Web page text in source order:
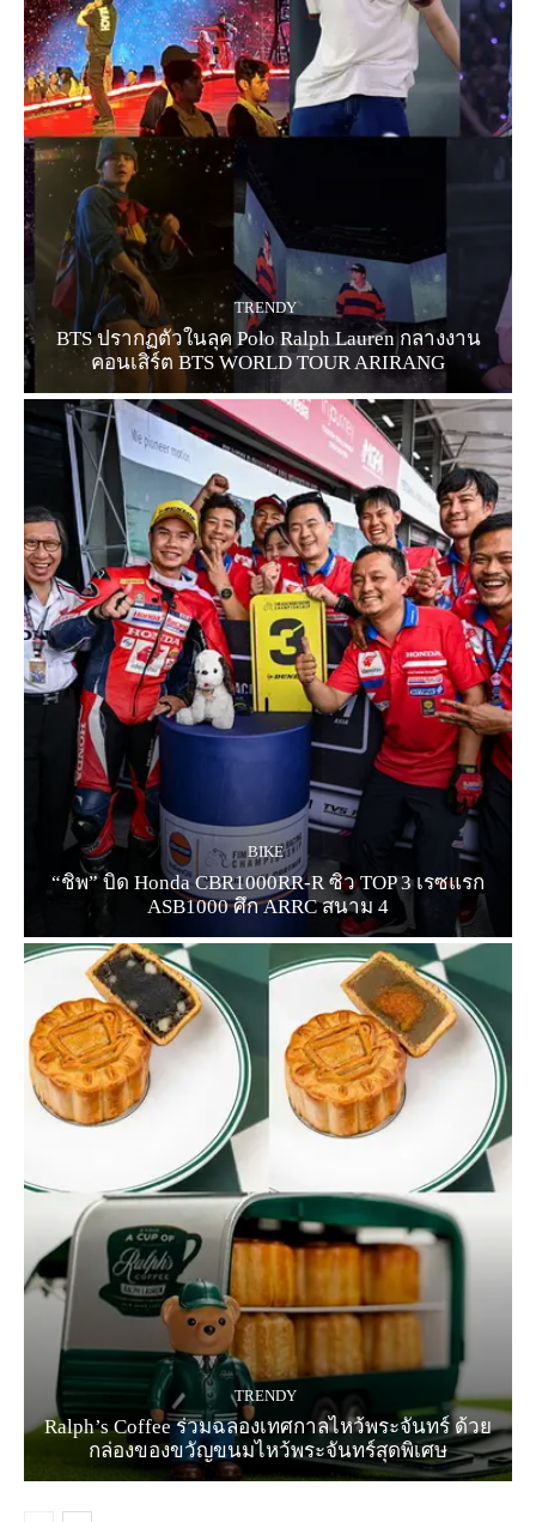
TRENDY
BTS ปรากฏตัวในลุค Polo Ralph Lauren กลางงาน
คอนเสิร์ต BTS WORLD TOUR ARIRANG
BIKE
“ชิพ” บิด Honda CBR1000RR-R ซิว TOP 3 เรซแรก
ASB1000 ศึก ARRC สนาม 4
TRENDY
Ralph’s Coffee ร่วมฉลองเทศกาลไหว้พระจันทร์ ด้วย
กล่องของขวัญขนมไหว้พระจันทร์สุดพิเศษ